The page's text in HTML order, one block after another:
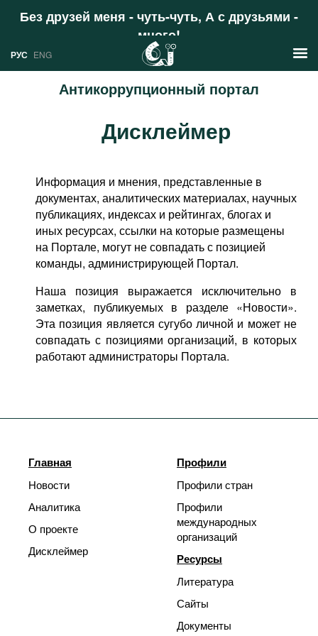
Без друзей меня - чуть-чуть, А с друзьями -
много!
Поддержать
РУС ENG
Антикоррупционный портал
Аналитика
Профили
Стран
Международных организаций
Ресурсы
Литература
Сайты
Документы международных
организаций
Фильмы
Подкасты
О проекте
Дисклеймер
Информация и мнения, представленные в
документах, аналитических материалах, научных
публикациях, индексах и рейтингах, блогах и
иных ресурсах, ссылки на которые размещены
на Портале, могут не совпадать с позицией
команды, администрирующей Портал.
Наша позиция выражается исключительно в
заметках, публикуемых в разделе «Новости».
Эта позиция является сугубо личной и может не
совпадать с позициями организаций, в которых
работают администраторы Портала.
Главная
Новости
Аналитика
О проекте
Дисклеймер
Профили
Профили стран
Профили
международных
организаций
Ресурсы
Литература
Сайты
Документы